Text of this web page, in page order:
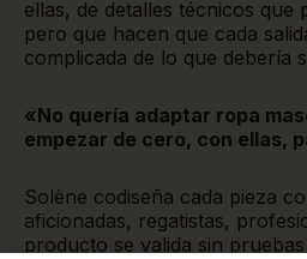
ellas, de detalles técnicos que
pero que hacen que cada
complicada de lo que debería
«No quería adaptar ropa
empezar de cero, con ellas,
Solène codiseña cada pieza
aficionadas, regatistas,
producto se valida sin